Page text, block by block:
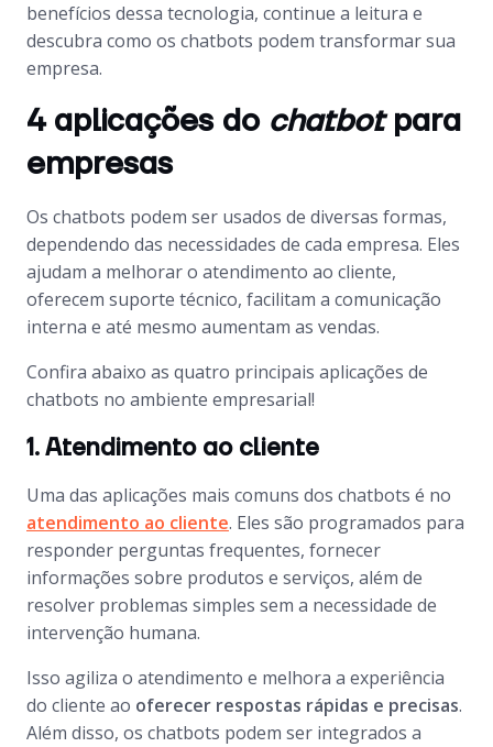
benefícios dessa tecnologia, continue a leitura e
descubra como os chatbots podem transformar sua
empresa.
4 aplicações do chatbotpara
empresas
Os chatbots podem ser usados de diversas formas,
dependendo das necessidades de cada empresa. Eles
ajudam a melhorar o atendimento ao cliente,
oferecem suporte técnico, facilitam a comunicação
interna e até mesmo aumentam as vendas.
Confira abaixo as quatro principais aplicações de
chatbots no ambiente empresarial!
1. Atendimento ao cliente
Uma das aplicações mais comuns dos chatbots é no
atendimento ao cliente. Eles são programados para
responder perguntas frequentes, fornecer
informações sobre produtos e serviços, além de
resolver problemas simples sem a necessidade de
intervenção humana.
Isso agiliza o atendimento e melhora a experiência
do cliente ao oferecer respostas rápidas e precisas.
Além disso, os chatbots podem ser integrados a